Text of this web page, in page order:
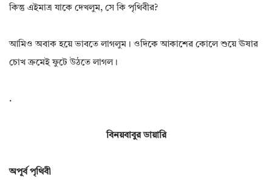
কিন্তু এইমাত্র যাকে দেখলুম, সে কি পৃথিবীর?
আমিও অবাক হয়ে ভাবতে লাগলুম। ওদিকে আকাশের কোলে শুয়ে ঊষার
চোখ ক্রমেই ফুটে উঠতে লাগল।
.
বিনয়বাবুর ডায়ারি
অপূর্ব পৃথিবী